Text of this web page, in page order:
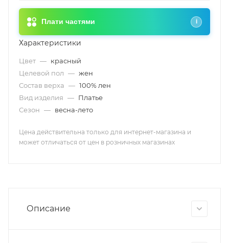
Плати частями i
Характеристики
Цвет — красный
Целевой пол — жен
Состав верха — 100% лен
Вид изделия — Платье
Сезон — весна-лето
Цена действительна только для интернет-магазина и
может отличаться от цен в розничных магазинах
Описание